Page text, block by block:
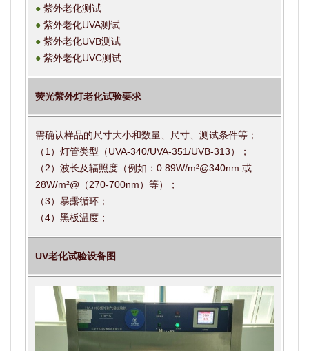
● 紫外老化测试
● 紫外老化UVA测试
● 紫外老化UVB测试
● 紫外老化UVC测试
荧光紫外灯老化试验要求
需确认样品的尺寸大小和数量、尺寸、测试条件等；
（1）灯管类型（UVA-340/UVA-351/UVB-313）；
（2）波长及辐照度（例如：0.89W/m²@340nm 或
28W/m²@（270-700nm）等）；
（3）暴露循环；
（4）黑板温度；
UV老化试验设备图